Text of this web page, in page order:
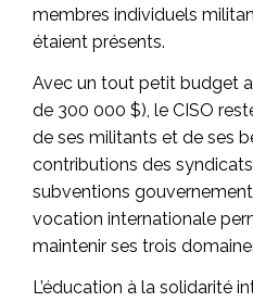
membres individuels
étaient présents.
Avec un tout petit budget
de 300 000 $), le CISO
de ses militants et de ses
contributions des
subventions
vocation internationale
maintenir ses trois
L’éducation à la solidarité